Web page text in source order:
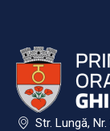
Str. Lungă,